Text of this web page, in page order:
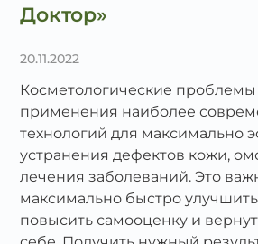
Доктор»
20.11.2022
Косметологические
применения наиболее
технологий для максимально
устранения дефектов кожи,
лечения заболеваний. Это
максимально быстро
повысить самооценку и